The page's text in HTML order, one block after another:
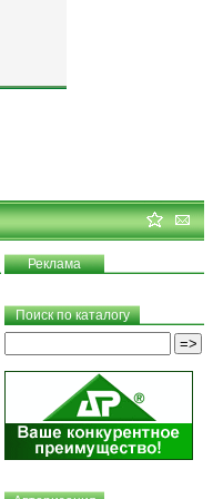
Реклама
Поиск по каталогу